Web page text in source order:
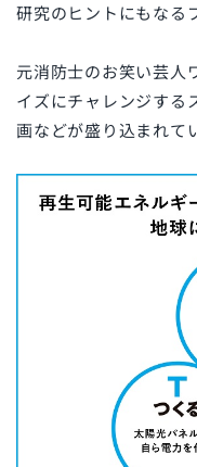
研究のヒントにもなる
元消防士のお笑い芸人
イズにチャレンジする
画などが盛り込まれて